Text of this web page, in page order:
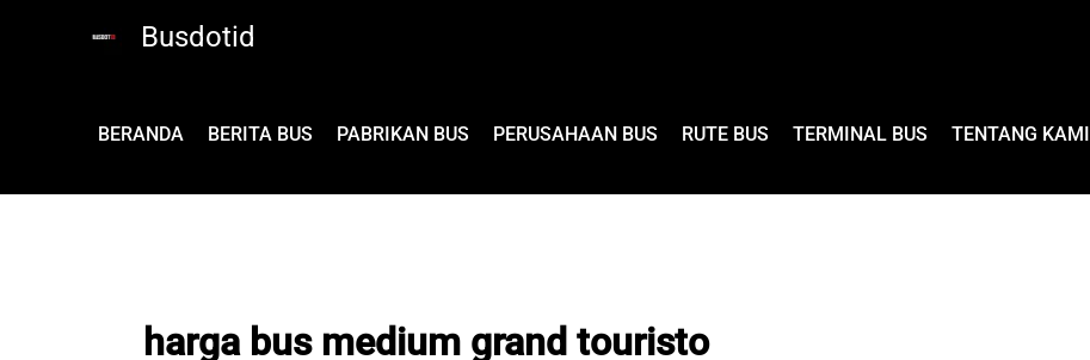
Busdotid
BERANDA BERITA BUS PABRIKAN BUS PERUSAHAAN BUS RUTE BUS TERMINAL BUS TENTANG KAMI
harga bus medium grand touristo